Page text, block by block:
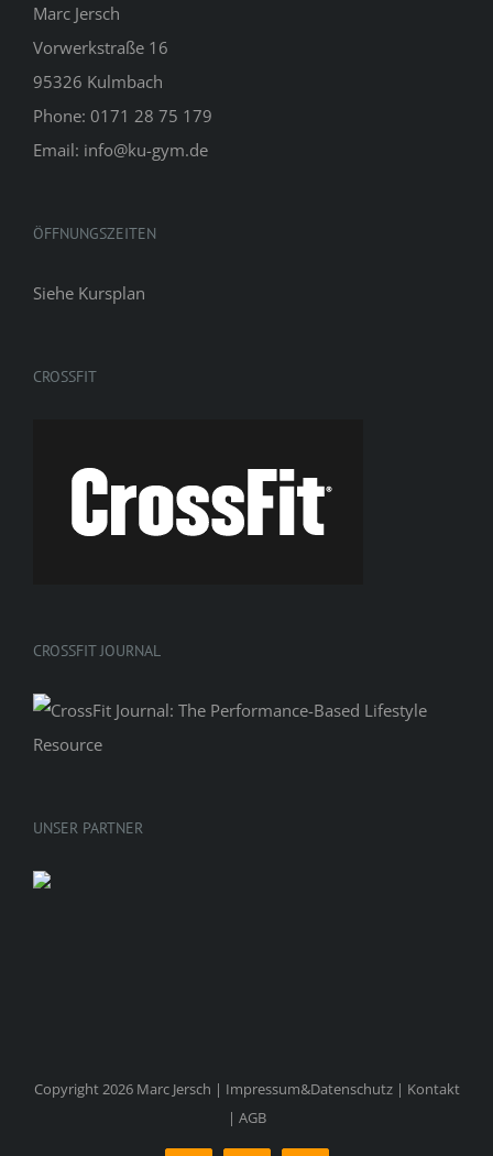
Marc Jersch
Vorwerkstraße 16
95326 Kulmbach
Phone: 0171 28 75 179
Email: info@ku-gym.de
ÖFFNUNGSZEITEN
Siehe Kursplan
CROSSFIT
CROSSFIT JOURNAL
UNSER PARTNER
Copyright 2026 Marc Jersch | Impressum&Datenschutz| Kontakt
| AGB